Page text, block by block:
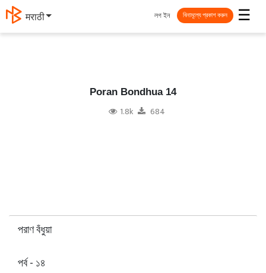
मराठी ☰
লগ ইন বিনামূল্যে প্রকাশ করুন
Poran Bondhua 14
1.8k 684
পরাণ বঁধুয়া
পর্ব - ১৪